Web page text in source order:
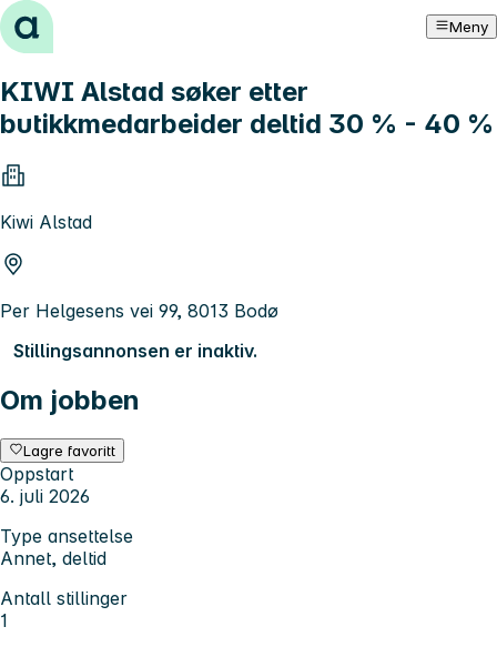
Hopp til innhold Meny
KIWI Alstad søker etter
butikkmedarbeider deltid 30 % - 40 %
Kiwi Alstad
Per Helgesens vei 99, 8013 Bodø
Stillingsannonsen er inaktiv.
Om jobben
Lagre favoritt
Oppstart
6. juli 2026
Type ansettelse
Annet, deltid
Antall stillinger
1